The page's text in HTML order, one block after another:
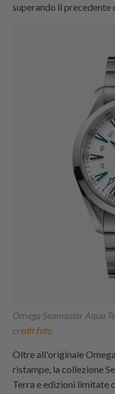
superando il precedente
Omega Seamaster Aqua
credit foto
Oltre all'originale
ristampe, la collezione
Terra e edizioni limitate